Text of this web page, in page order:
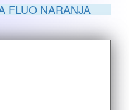
FLUO NARANJA